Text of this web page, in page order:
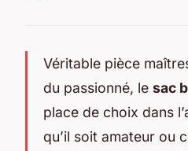
Véritable pièce
du passionné, le sac
place de choix dans
qu’il soit amateur ou